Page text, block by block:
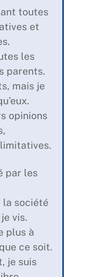
toutes
et
les
parents.
mais je
opinions
par les
la société
vis.
plus à
ce soit.
je suis